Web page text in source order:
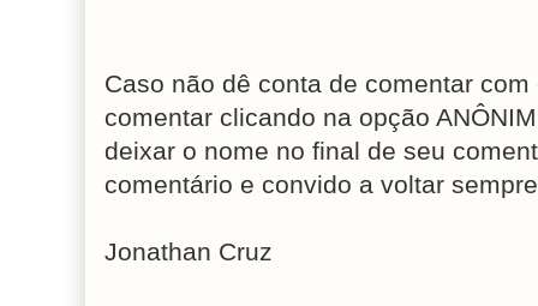
Caso não dê conta de comentar
comentar clicando na opção
deixar o nome no final de seu
comentário e convido a voltar
Jonathan Cruz